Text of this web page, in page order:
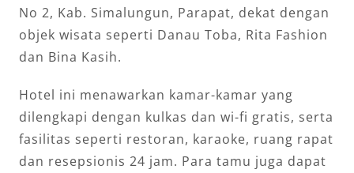
No 2, Kab. Simalungun, Parapat, dekat dengan
objek wisata seperti Danau Toba, Rita Fashion
dan Bina Kasih.
Hotel ini menawarkan kamar-kamar yang
dilengkapi dengan kulkas dan wi-fi gratis, serta
fasilitas seperti restoran, karaoke, ruang rapat
dan resepsionis 24 jam. Para tamu juga dapat